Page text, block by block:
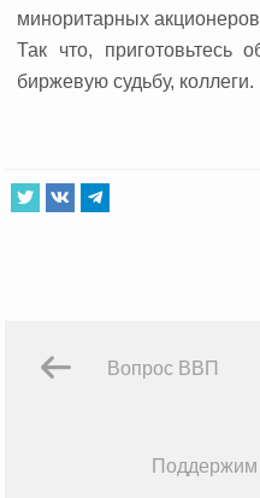
миноритарных
Так что, приготовьтесь
биржевую судьбу, коллеги.
Вопрос ВВП
Поддержим